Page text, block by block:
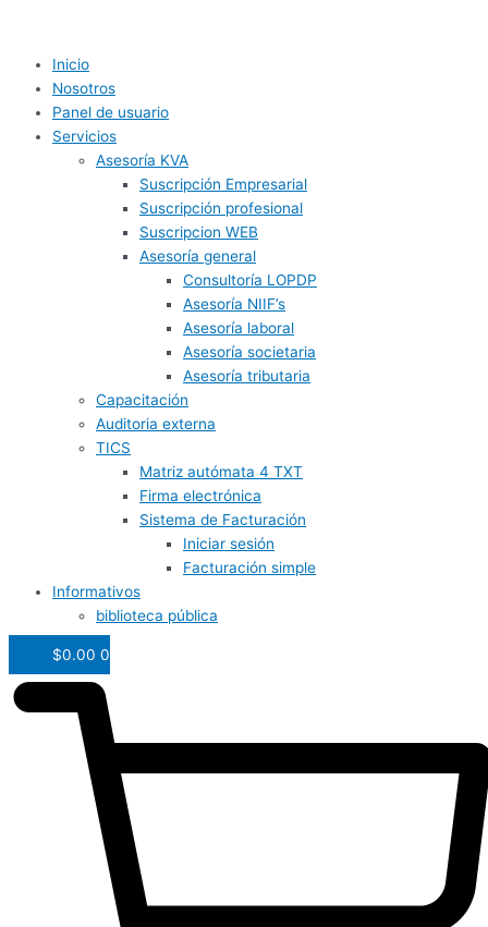
Inicio
Nosotros
Panel de usuario
Servicios
Asesoría KVA
Suscripción Empresarial
Suscripción profesional
Suscripcion WEB
Asesoría general
Consultoría LOPDP
Asesoría NIIF’s
Asesoría laboral
Asesoría societaria
Asesoría tributaria
Capacitación
Auditoria externa
TICS
Matriz autómata 4 TXT
Firma electrónica
Sistema de Facturación
Iniciar sesión
Facturación simple
Informativos
biblioteca pública
$0.00 0